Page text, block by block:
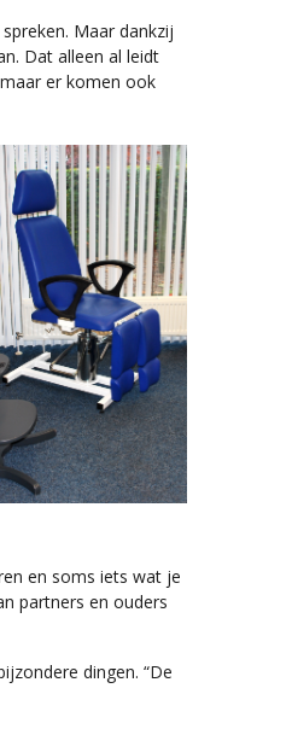
Maar dankzij
Dat alleen al leidt
er komen ook
en soms iets wat je
partners en ouders
dingen. “De